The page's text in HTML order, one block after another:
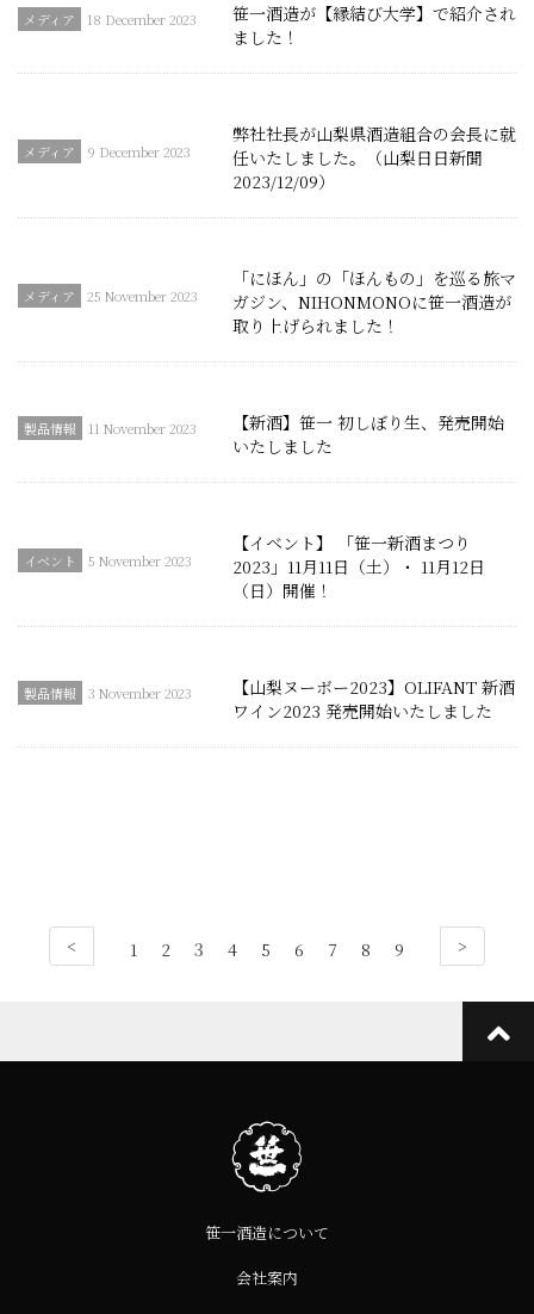
18 December 2023
笹一酒造が【縁結び大学】で紹介され
ました！
9 December 2023
弊社社長が山梨県酒造組合の会長に就
任いたしました。（山梨日日新聞
2023/12/09）
25 November 2023
「にほん」の「ほんもの」を巡る旅マ
ガジン、NIHONMONOに笹一酒造が
取り上げられました！
11 November 2023
【新酒】笹一 初しぼり生、発売開始
いたしました
5 November 2023
【イベント】 「笹一新酒まつり
2023」11月11日（土）・ 11月12日
（日）開催！
3 November 2023
【山梨ヌーボー2023】OLIFANT 新酒
ワイン2023 発売開始いたしました
< 1 2 3 4 5 6 7 8 9 >
笹一酒造について
会社案内